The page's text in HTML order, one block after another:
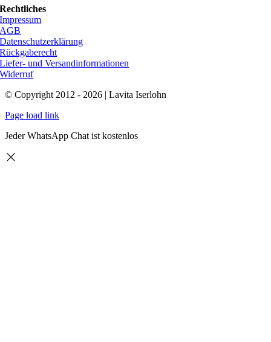
Rechtliches
Impressum
AGB
Datenschutzerklärung
Rückgaberecht
Liefer- und Versandinformationen
Widerruf
© Copyright 2012 - 2026 | Lavita Iserlohn
Page load link
Jeder WhatsApp Chat ist kostenlos